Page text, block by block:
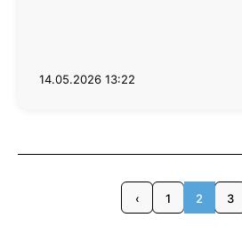
14.05.2026 13:22
‹ 1 2 3